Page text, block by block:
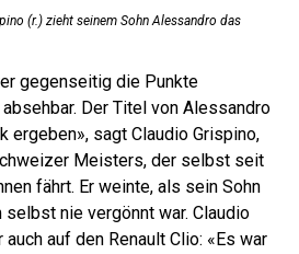
(r.) zieht seinem Sohn Alessandro das
gegenseitig die Punkte
Der Titel von Alessandro
ergeben», sagt Claudio Grispino,
Meisters, der selbst seit
fährt. Er weinte, als sein Sohn
nie vergönnt war. Claudio
auf den Renault Clio: «Es war